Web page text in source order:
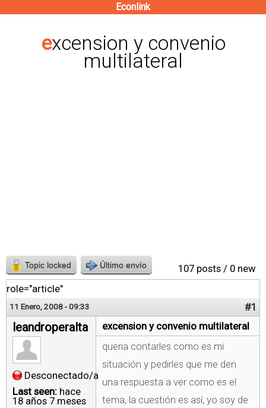
contenido
principal
Econlink
excension y convenio
multilateral
107 posts / 0 new
Topic locked Último envío
role="article"
11 Enero, 2008 - 09:33 #1
leandroperalta
Desconectado/a
Last seen: hace
18 años 7 meses
excension y convenio multilateral
queria contarles como es mi
situación y pedirles que me den
una respuesta a ver como es el
tema, la cuestión es así, yo soy de